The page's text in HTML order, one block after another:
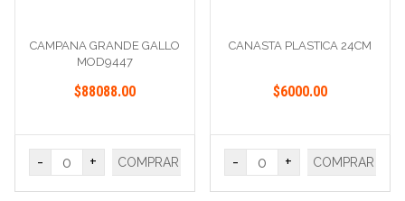
CAMPANA GRANDE GALLO
MOD9447
$88088.00
- + COMPRAR
CANASTA PLASTICA 24CM
$6000.00
- + COMPRAR